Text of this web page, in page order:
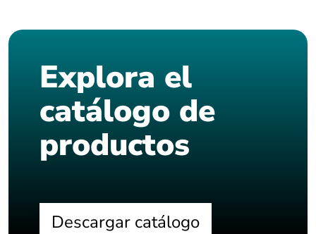
Explora el
catálogo de
productos
Descargar catálogo